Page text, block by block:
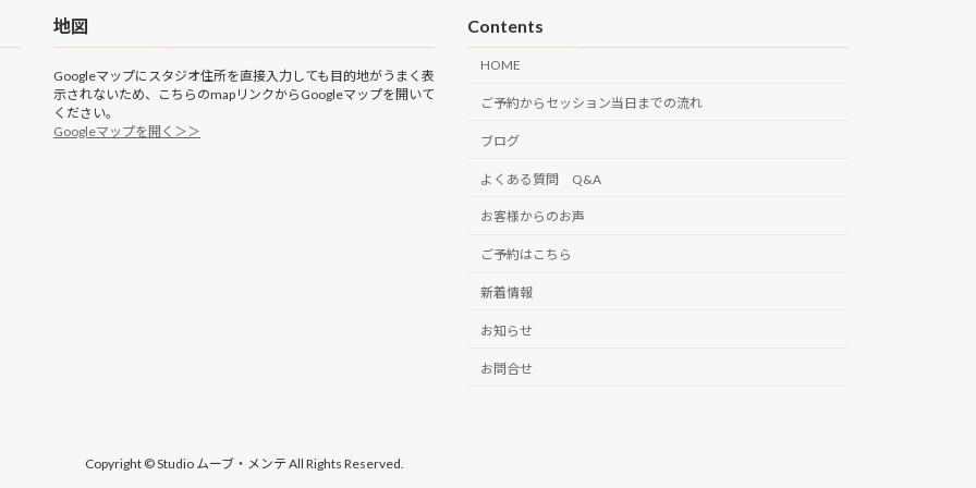
地図
Googleマップにスタジオ住所を直接入力しても目的地がうまく表
示されないため、こちらのmapリンクからGoogleマップを開いて
ください。
Googleマップを開く＞＞
Contents
HOME
ご予約からセッション当日までの流れ
ブログ
よくある質問 Q&A
お客様からのお声
ご予約はこちら
新着情報
お知らせ
お問合せ
Copyright © Studio ムーブ・メンテ All Rights Reserved.